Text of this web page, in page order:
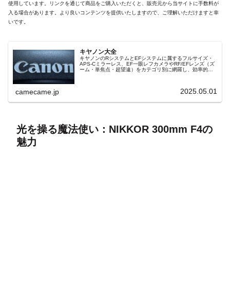
使用しています。リンクを通じて商品をご購入いただくと、販売元から当サイトに手数料が
入る場合があります。より良いコンテンツを提供いたしますので、ご理解いただけますと幸
いです。
キヤノン大全
キヤノンのRシステムとEFシステムに属するフルサイズ・
APS-Cミラーレス、EF一眼レフカメラやRF/EFレンズ（ズ
ーム・単焦点・超望遠）をカテゴリ別に網羅し、効率的に
camecame.jp 2025.05.01
光を操る魔法使い：NIKKOR 300mm F4の
魅力